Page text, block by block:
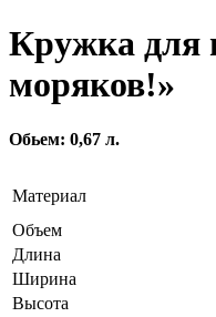
Кружка для
моряков!»
Обьем: 0,67 л.
Материал
Объем
Длина
Ширина
Высота